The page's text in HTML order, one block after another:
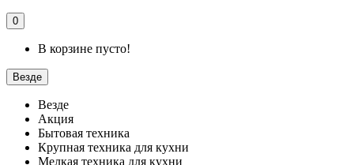
0
В корзине пусто!
Везде
Везде
Акция
Бытовая техника
Крупная техника для кухни
Мелкая техника для кухни